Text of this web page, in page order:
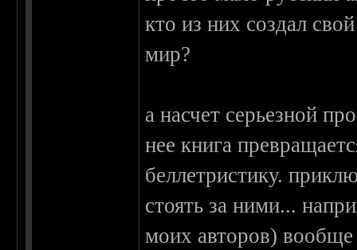
кто из них создал
мир?
а насчет серьезной
нее книга
беллетристику.
стоять за ними...
моих авторов)